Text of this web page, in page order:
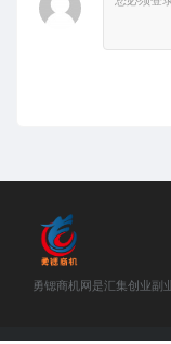
勇锶商机网是汇集创业副